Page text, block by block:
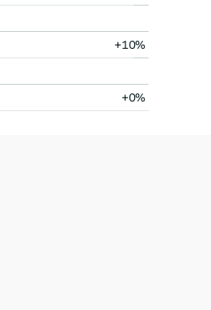
+10%
+0%